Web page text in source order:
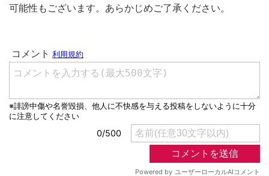
可能性もございます。あらかじめご了承ください。